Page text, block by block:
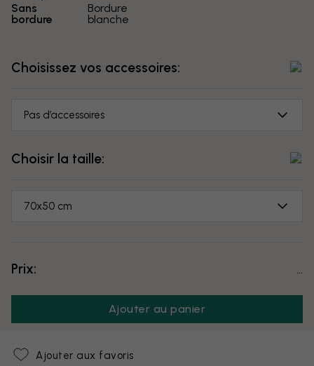
Sans
bordure
Bordure
blanche
Choisissez vos accessoires:
Pas d’accessoires
Choisir la taille:
70x50 cm
Prix:
Ajouter au panier
Ajouter aux favoris